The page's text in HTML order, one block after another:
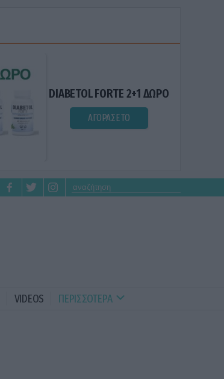
DIABETOL FORTE 2+1 ΔΩΡΟ
ΑΓΟΡΑΣΕ ΤΟ
VIDEOS ΠΕΡΙΣΣΟΤΕΡΑ